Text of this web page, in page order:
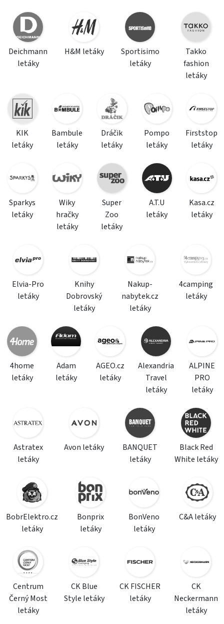
Deichmann
letáky
H&M letáky
Sportisimo
letáky
Takko
fashion
letáky
KIK
letáky
Bambule
letáky
Dráčik
letáky
Pompo
letáky
Firststop
letáky
Sparkys
letáky
Wiky
hračky
letáky
Super
Zoo
letáky
A.T.U
letáky
Kasa.cz
letáky
Elvia-Pro
letáky
Knihy
Dobrovský
letáky
Nakup-
nabytek.cz
letáky
4camping
letáky
4home
letáky
Adam
letáky
AGEO.cz
letáky
Alexandria
Travel
letáky
ALPINE
PRO
letáky
Astratex
letáky
Avon letáky
BANQUET
letáky
Black Red
White letáky
BobrElektro.cz
letáky
Bonprix
letáky
BonVeno
letáky
C&A letáky
Centrum
Černý Most
letáky
CK Blue
Style letáky
CK FISCHER
letáky
CK
Neckermann
letáky